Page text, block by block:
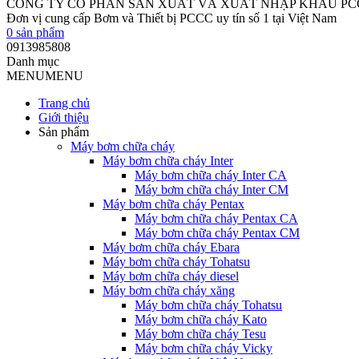
CÔNG TY CỔ PHẦN SẢN XUẤT VÀ XUẤT NHẬP KHẨU
Đơn vị cung cấp Bơm và Thiết bị PCCC uy tín số 1 tại Việt Nam
0 sản phẩm
0913985808
Danh mục
MENUMENU
Trang chủ
Giới thiệu
Sản phẩm
Máy bơm chữa cháy
Máy bơm chữa cháy Inter
Máy bơm chữa cháy Inter CA
Máy bơm chữa cháy Inter CM
Máy bơm chữa cháy Pentax
Máy bơm chữa cháy Pentax CA
Máy bơm chữa cháy Pentax CM
Máy bơm chữa cháy Ebara
Máy bơm chữa cháy Tohatsu
Máy bơm chữa cháy diesel
Máy bơm chữa cháy xăng
Máy bơm chữa cháy Tohatsu
Máy bơm chữa cháy Kato
Máy bơm chữa cháy Tesu
Máy bơm chữa cháy Vicky